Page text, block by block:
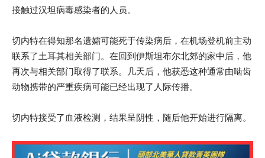
接触过汉坦病毒感染者的人员。
切内特在得知那名遗孀可能死于传染病后，在机场登机前主动
联系了土耳其相关部门。在回到伊斯坦布尔北郊的家中后，他
再次与相关部门取得了联系。几天后，他获悉这种通常由啮齿
动物携带的严重疾病可能已经出现了人际传播。
切内特接受了血液检测，结果呈阴性，随后他开始进行隔离。